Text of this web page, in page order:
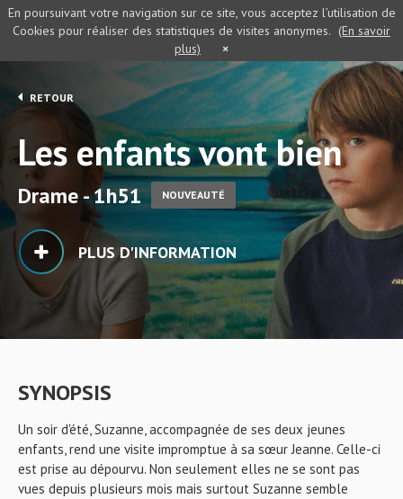
RETOUR
Les enfants vont bien
Drame - 1h51 NOUVEAUTÉ
PLUS D'INFORMATION
SYNOPSIS
Un soir d'été, Suzanne, accompagnée de ses deux jeunes
enfants, rend une visite impromptue à sa sœur Jeanne. Celle-ci
est prise au dépourvu. Non seulement elles ne se sont pas
vues depuis plusieurs mois mais surtout Suzanne semble
En poursuivant votre navigation sur ce site, vous acceptez l’utilisation de
Cookies pour réaliser des statistiques de visites anonymes. (En savoir
plus)
×